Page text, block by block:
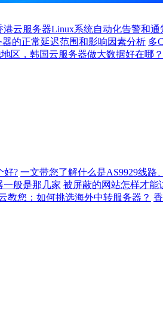
港云服务器Linux系统自动化告警和通
器的正常延迟范围和影响因素分析 多
区，韩国云服务器做大数据好在哪？
好? 一文带您了解什么是AS9929线路
一般是那几家 被屏蔽的网站怎样才能
教您：如何挑选海外中转服务器？ 